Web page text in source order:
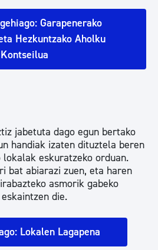
Garapenerako
Hezkuntzako Aholku
Kontseilua
jabetuta dago egun bertako
handiak izaten dituztela beren
eskuratzeko orduan.
bat abiarazi zuen, eta haren
asmorik gabeko
die.
Lokalen Lagapena